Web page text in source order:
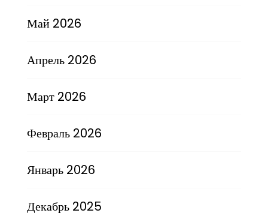
Май 2026
Апрель 2026
Март 2026
Февраль 2026
Январь 2026
Декабрь 2025